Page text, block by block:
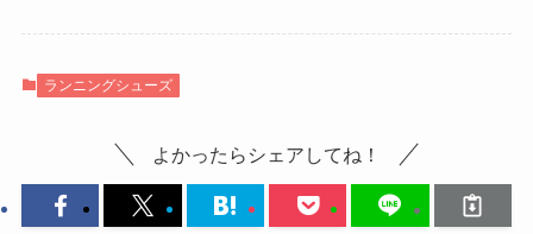
ランニングシューズ
よかったらシェアしてね！